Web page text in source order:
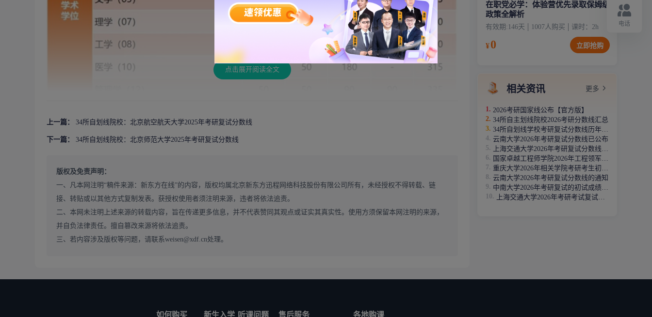
点击展开阅读全文
上一篇： 34所自划线院校：北京航空航天大学2025年考研复试分数线
下一篇： 34所自划线院校：北京师范大学2025年考研复试分数线
版权及免责声明：
一、凡本网注明“稿件来源：新东方在线”的内容，版权均属北京新东方迅程网络科技股份有限公司所有，未经授权不得转载、链
接、转贴或以其他方式复制发表。获授权使用者须注明来源，违者将依法追责。
二、本网未注明上述来源的转载内容，旨在传递更多信息，并不代表赞同其观点或证实其真实性。使用方须保留本网注明的来源，
并自负法律责任。擅自篡改来源将依法追责。
三、若内容涉及版权等问题，请联系weisen@xdf.cn处理。
在职党必学：体验营优先录取保姆级
政策全解析
有效期: 146天 1007人购买 课时： 2 h
¥0 立即抢购
相关资讯 更多
2026考研国家线公布【官方版】
34所自主划线院校2026考研分数线汇总
34所自划线学校考研复试分数线历年汇总(2020年-2025年)
云南大学2026年考研复试分数线已公布
上海交通大学2026年考研复试分数线已公布
国家卓越工程师学院2026年工程领军专项复试成绩公布
重庆大学2026年相关学院考研考生初试合格分数线（二次划线
云南大学2026年考研复试分数线的通知
中南大学2026年考研复试的初试成绩基本要求
上海交通大学2026年考研考试复试基本分数线
如何购买 新生入学 听课问题 售后服务 各地购课
电话